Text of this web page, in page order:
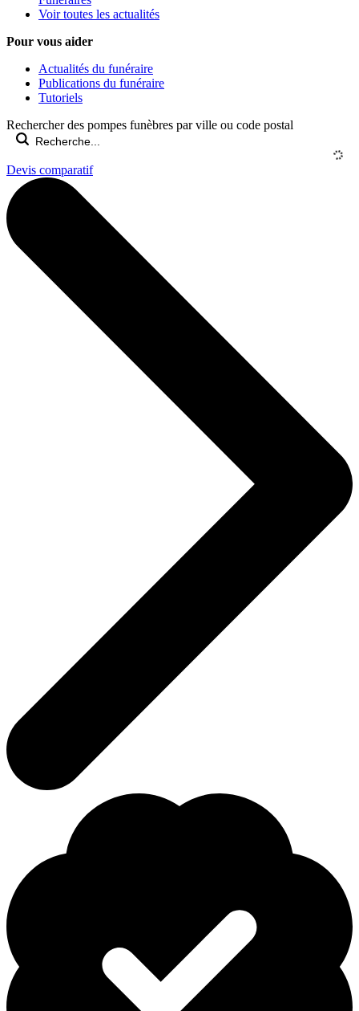
Voir toutes les actualités
Pour vous aider
Actualités du funéraire
Publications du funéraire
Tutoriels
Rechercher des pompes funèbres par ville ou code postal
Devis comparatif